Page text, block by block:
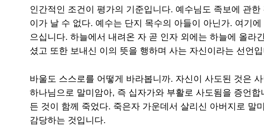
인간적인 조건이 평가의 기준입니다. 예수님도 족보에 관
이가 날 수 없다. 예수는 단지 목수의 아들이 아닌가. 여기
으십니다. 하늘에서 내려온 자 곧 인자 외에는 하늘에 올라
셨고 또한 보내신 이의 뜻을 행하며 사는 자신이라는 선언
바울도 스스로를 어떻게 바라봅니까. 자신이 사도된 것은
하나님으로 말미암아, 즉 십자가와 부활로 사도됨을 증언
든 것이 함께 죽었다. 죽은자 가운데서 살리신 아버지로 말
감당하는 것입니다.